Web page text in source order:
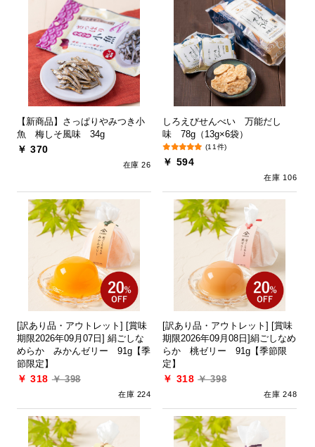
【新商品】さっぱりやみつき小
魚 梅しそ風味 34g
￥ 370
在庫 26
しろえびせんべい 万能だし
味 78g（13g×6袋）
(11件)
￥ 594
在庫 106
[訳あり品・アウトレット] [賞味
期限2026年09月07日] 絹ごしな
めらか みかんゼリー 91g【季
節限定】
￥ 318 ￥ 398
在庫 224
[訳あり品・アウトレット] [賞味
期限2026年09月08日]絹ごしなめ
らか 桃ゼリー 91g【季節限
定】
￥ 318 ￥ 398
在庫 248